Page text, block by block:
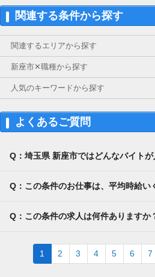
▼月収例
25万5,300円
＝(時給1,200円×8h＋残業1h)×23日
▼貯金の目安
＜リゾートバイト＞
住まい ：無料
Wi-Fi代 ：無料
スマホ ：0.5万円
そのほか ：1.5万円
支出合計 ：5万円
のお仕事へ応募（面接なし）→お仕事開
関連する条件から探す
関連するエリアから探す
新座市✕職種から探す
人気のキーワードから探す
よくあるご質問
Q：埼玉県 新座市ではどんなバイトが
Q：この条件のお仕事は、平均時給い
Q：この条件の求人は何件ありますか
1 2 3 4 5 6 7